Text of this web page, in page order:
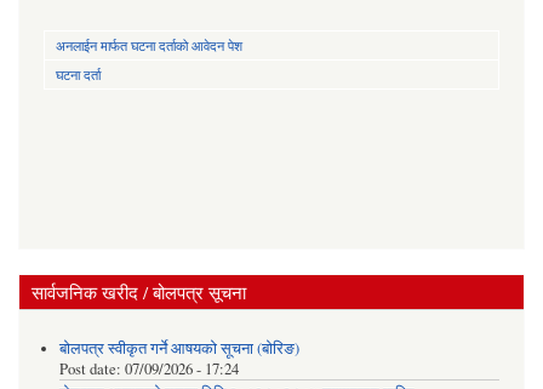
अनलाईन मार्फत घटना दर्ताको आवेदन पेश
घटना दर्ता
सार्वजनिक खरीद / बोलपत्र सूचना
बोलपत्र स्वीकृत गर्ने आषयको सूचना (बोरिङ)
Post date: 07/09/2026 - 17:24